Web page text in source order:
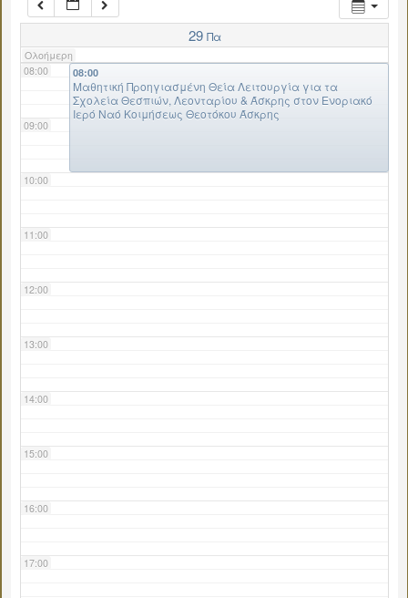
29 Πα
Ολοήμερη
07:00
08:00
09:00
10:00
11:00
12:00
13:00
14:00
15:00
16:00
17:00
08:00
Μαθητική Προηγιασμένη Θεία Λειτουργία για τα
Σχολεία Θεσπιών, Λεονταρίου & Άσκρης στον Ενοριακό
Ιερό Ναό Κοιμήσεως Θεοτόκου Άσκρης